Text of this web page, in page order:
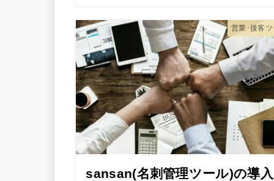
営業･接客
sansan(名刺管理ツール)の導入